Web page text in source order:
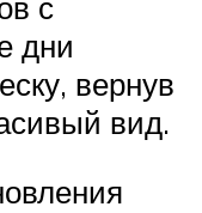
с
дни
вернув
вид.